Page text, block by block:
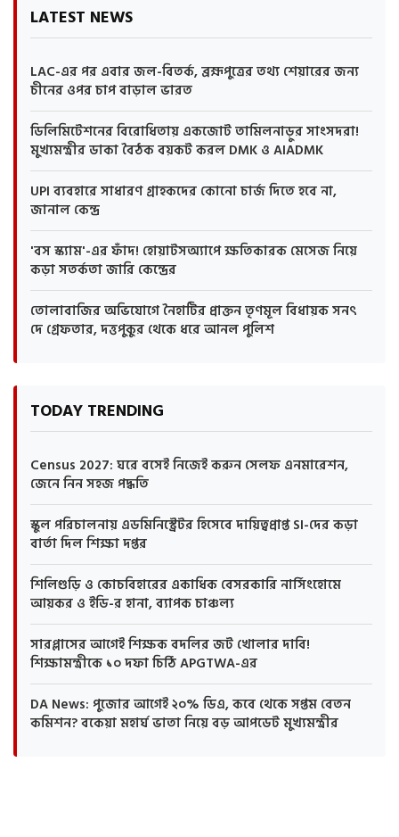
LATEST NEWS
LAC-এর পর এবার জল-বিতর্ক, ব্রহ্মপুত্রের তথ্য শেয়ারের জন্য
চীনের ওপর চাপ বাড়াল ভারত
ডিলিমিটেশনের বিরোধিতায় একজোট তামিলনাড়ুর সাংসদরা!
মুখ্যমন্ত্রীর ডাকা বৈঠক বয়কট করল DMK ও AIADMK
UPI ব্যবহারে সাধারণ গ্রাহকদের কোনো চার্জ দিতে হবে না,
জানাল কেন্দ্র
'বস স্ক্যাম'-এর ফাঁদ! হোয়াটসঅ্যাপে ক্ষতিকারক মেসেজ নিয়ে
কড়া সতর্কতা জারি কেন্দ্রের
তোলাবাজির অভিযোগে নৈহাটির প্রাক্তন তৃণমূল বিধায়ক সনৎ
দে গ্রেফতার, দত্তপুকুর থেকে ধরে আনল পুলিশ
TODAY TRENDING
Census 2027: ঘরে বসেই নিজেই করুন সেলফ এনমারেশন,
জেনে নিন সহজ পদ্ধতি
স্কুল পরিচালনায় এডমিনিস্ট্রেটর হিসেবে দায়িত্বপ্রাপ্ত SI-দের কড়া
বার্তা দিল শিক্ষা দপ্তর
শিলিগুড়ি ও কোচবিহারের একাধিক বেসরকারি নার্সিংহোমে
আয়কর ও ইডি-র হানা, ব্যাপক চাঞ্চল্য
সারপ্লাসের আগেই শিক্ষক বদলির জট খোলার দাবি!
শিক্ষামন্ত্রীকে ১০ দফা চিঠি APGTWA-এর
DA News: পুজোর আগেই ২০% ডিএ, কবে থেকে সপ্তম বেতন
কমিশন? বকেয়া মহার্ঘ ভাতা নিয়ে বড় আপডেট মুখ্যমন্ত্রীর